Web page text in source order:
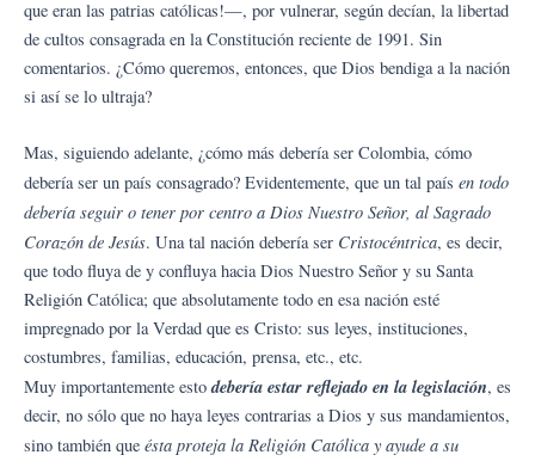
que eran las patrias católicas!—, por vulnerar, según decían, la libertad
de cultos consagrada en la Constitución reciente de 1991. Sin
comentarios. ¿Cómo queremos, entonces, que Dios bendiga a la nación
si así se lo ultraja?
Mas, siguiendo adelante, ¿cómo más debería ser Colombia, cómo
debería ser un país consagrado? Evidentemente, que un tal país en todo
debería seguir o tener por centro a Dios Nuestro Señor, al Sagrado
Corazón de Jesús. Una tal nación debería ser Cristocéntrica, es decir,
que todo fluya de y confluya hacia Dios Nuestro Señor y su Santa
Religión Católica; que absolutamente todo en esa nación esté
impregnado por la Verdad que es Cristo: sus leyes, instituciones,
costumbres, familias, educación, prensa, etc., etc.
Muy importantemente estodebería estar reflejado en la legislación, es
decir, no sólo que no haya leyes contrarias a Dios y sus mandamientos,
sino también que ésta proteja la Religión Católica y ayude a su